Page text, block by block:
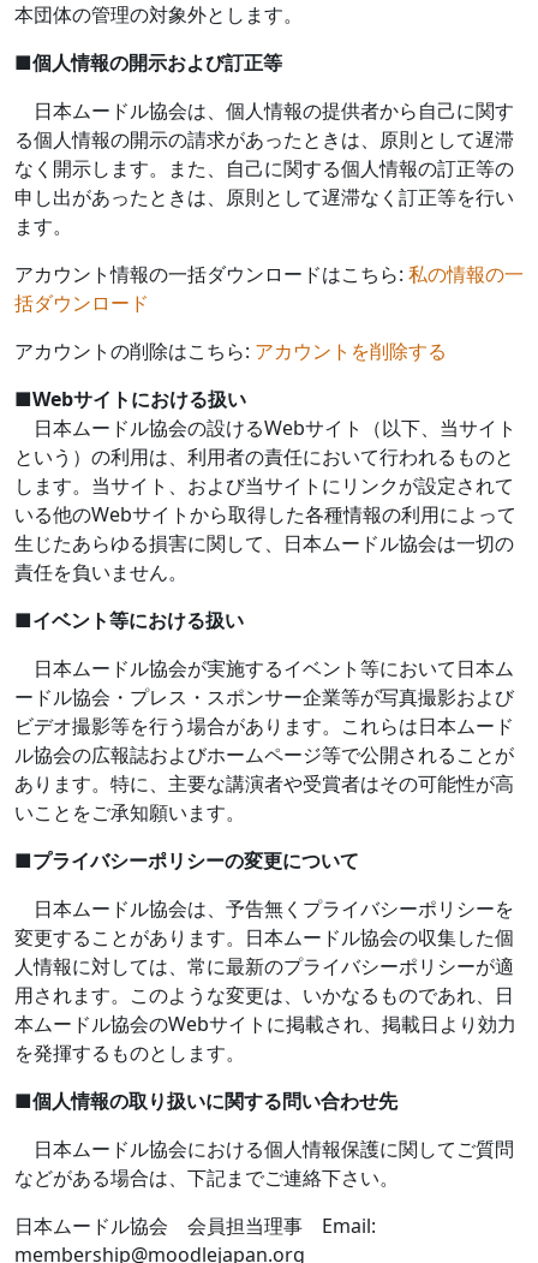
本団体の管理の対象外とします。
■個人情報の開示および訂正等
日本ムードル協会は、個人情報の提供者から自己に関す
る個人情報の開示の請求があったときは、原則として遅滞
なく開示します。また、自己に関する個人情報の訂正等の
申し出があったときは、原則として遅滞なく訂正等を行い
ます。
アカウント情報の一括ダウンロードはこちら: 私の情報の一
括ダウンロード
アカウントの削除はこちら: アカウントを削除する
■Webサイトにおける扱い
日本ムードル協会の設けるWebサイト（以下、当サイト
という）の利用は、利用者の責任において行われるものと
します。当サイト、および当サイトにリンクが設定されて
いる他のWebサイトから取得した各種情報の利用によって
生じたあらゆる損害に関して、日本ムードル協会は一切の
責任を負いません。
■イベント等における扱い
日本ムードル協会が実施するイベント等において日本ム
ードル協会・プレス・スポンサー企業等が写真撮影および
ビデオ撮影等を行う場合があります。これらは日本ムード
ル協会の広報誌およびホームページ等で公開されることが
あります。特に、主要な講演者や受賞者はその可能性が高
いことをご承知願います。
■プライバシーポリシーの変更について
日本ムードル協会は、予告無くプライバシーポリシーを
変更することがあります。日本ムードル協会の収集した個
人情報に対しては、常に最新のプライバシーポリシーが適
用されます。このような変更は、いかなるものであれ、日
本ムードル協会のWebサイトに掲載され、掲載日より効力
を発揮するものとします。
■個人情報の取り扱いに関する問い合わせ先
日本ムードル協会における個人情報保護に関してご質問
などがある場合は、下記までご連絡下さい。
日本ムードル協会 会員担当理事 Email:
membership@moodlejapan.org